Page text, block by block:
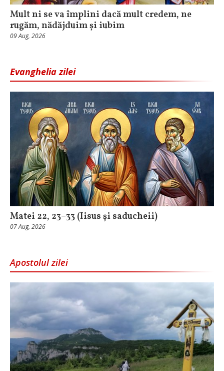
Mult ni se va împlini dacă mult credem, ne
rugăm, nădăjduim și iubim
09 Aug, 2026
Evanghelia zilei
Matei 22, 23–33 (Iisus și saducheii)
07 Aug, 2026
Apostolul zilei